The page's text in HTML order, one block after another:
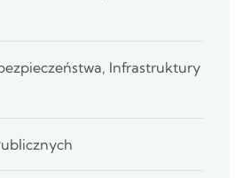
Infrastruktury